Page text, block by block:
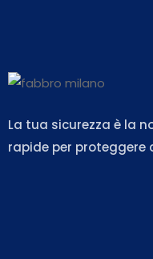
La tua sicurezza è la
rapide per proteggere